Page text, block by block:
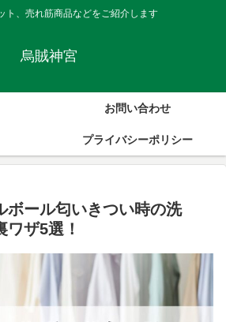
ト、売れ筋商品などをご紹介します
烏賊神宮
お問い合わせ
プライバシーポリシー
ボール匂いきつい時の洗
ザ5選！